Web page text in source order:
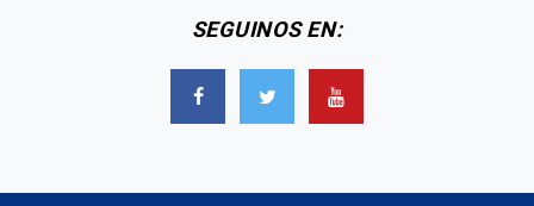
SEGUINOS EN: